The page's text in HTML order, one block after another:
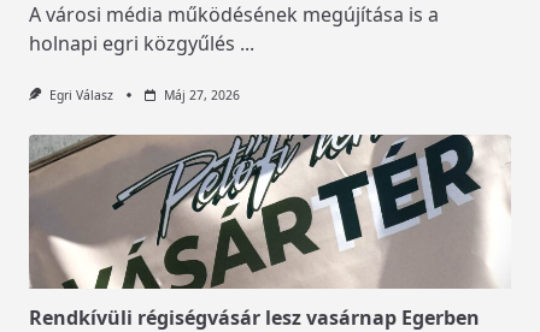
A városi média működésének megújítása is a
holnapi egri közgyűlés ...
Egri Válasz Máj 27, 2026
Rendkívüli régiségvásár lesz vasárnap Egerben